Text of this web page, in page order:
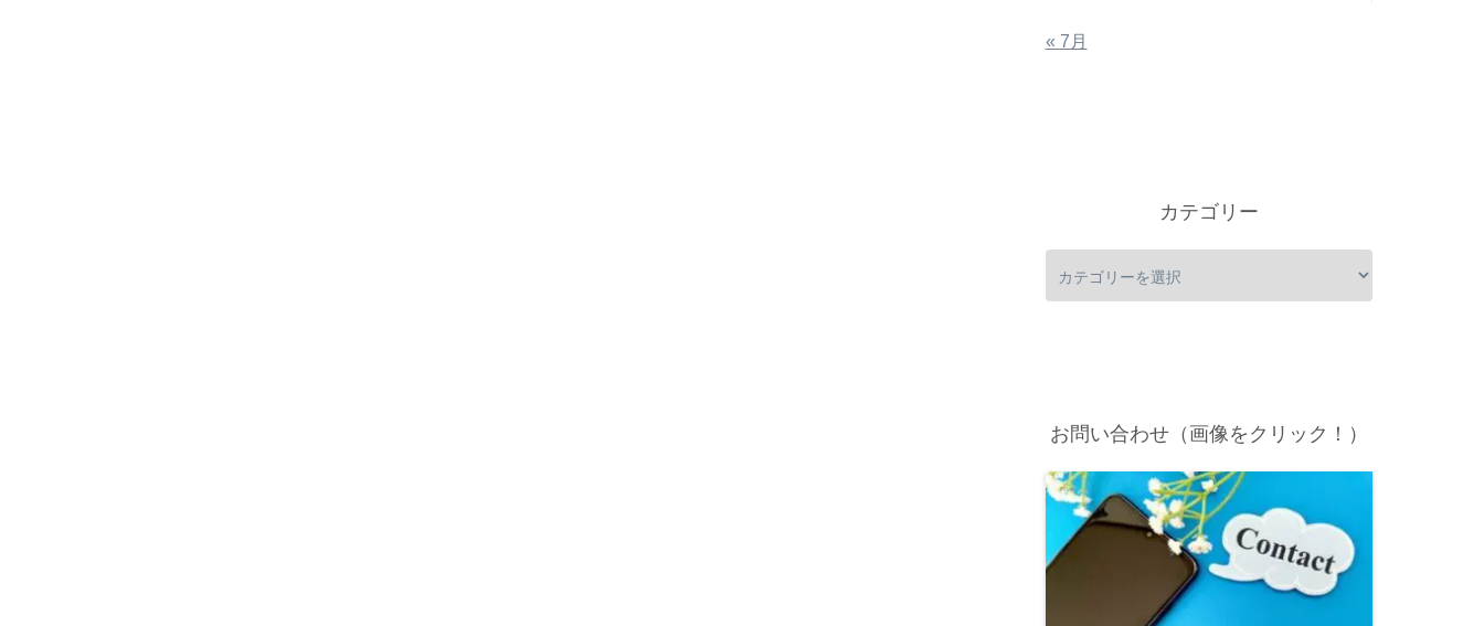
« 7月
カテゴリー
お問い合わせ（画像をクリック！）